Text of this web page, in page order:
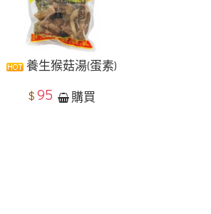
養生猴菇湯(蛋素)
$95 購買